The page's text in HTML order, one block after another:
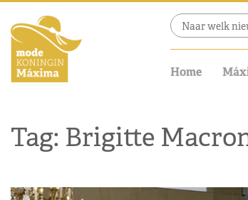
Home
Tag: Brigitte